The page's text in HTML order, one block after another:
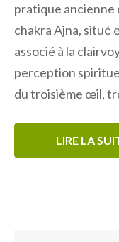
pratique ancienne
chakra Ajna, situé
associé à la
perception
du troisième œil,
LIRE LA